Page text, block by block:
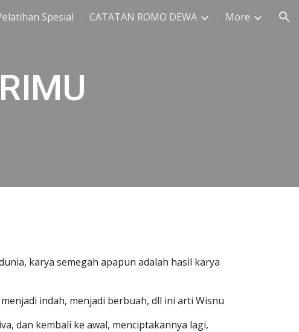
Spesial CATATAN ROMO DEWA More
karya semegah apapun adalah hasil karya
indah, menjadi berbuah, dll ini arti Wisnu
dan kembali ke awal, menciptakannya lagi,